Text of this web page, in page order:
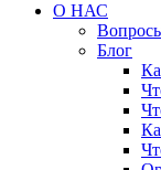
О НАС
Блог